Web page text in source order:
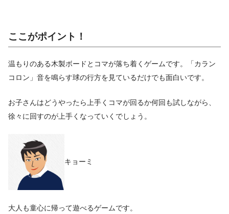
ここがポイント！
温もりのある木製ボードとコマが落ち着くゲームです。「カラン
コロン」音を鳴らす球の行方を見ているだけでも面白いです。
お子さんはどうやったら上手くコマが回るか何回も試しながら、
徐々に回すのが上手くなっていくでしょう。
キョーミ
大人も童心に帰って遊べるゲームです。